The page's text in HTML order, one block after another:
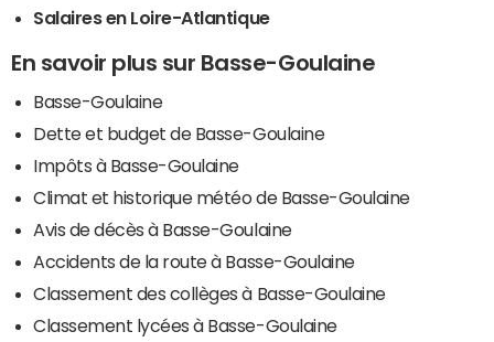
Salaires en Loire-Atlantique
En savoir plus sur Basse-Goulaine
Basse-Goulaine
Dette et budget de Basse-Goulaine
Impôts à Basse-Goulaine
Climat et historique météo de Basse-Goulaine
Avis de décès à Basse-Goulaine
Accidents de la route à Basse-Goulaine
Classement des collèges à Basse-Goulaine
Classement lycées à Basse-Goulaine